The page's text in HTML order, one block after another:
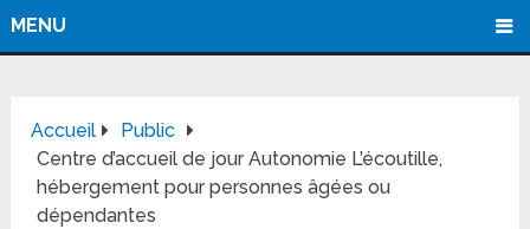
MENU
Accueil
Public
Centre d’accueil de jour Autonomie L’écoutille,
hébergement pour personnes âgées ou
dépendantes